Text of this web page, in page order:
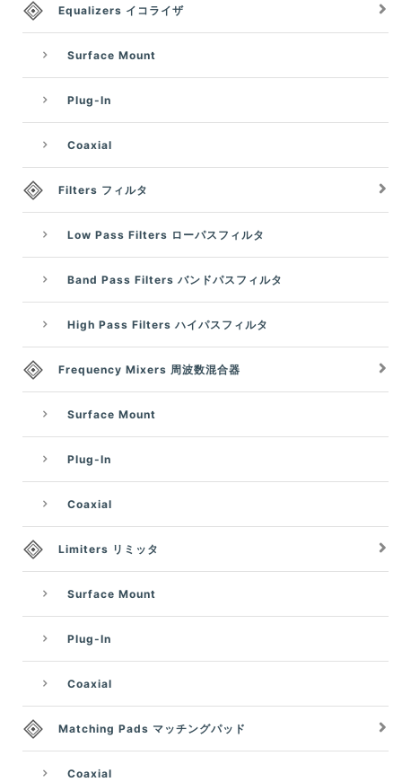
Equalizers イコライザ
Surface Mount
Plug-In
Coaxial
Filters フィルタ
Low Pass Filters ローパスフィルタ
Band Pass Filters バンドパスフィルタ
High Pass Filters ハイパスフィルタ
Frequency Mixers 周波数混合器
Surface Mount
Plug-In
Coaxial
Limiters リミッタ
Surface Mount
Plug-In
Coaxial
Matching Pads マッチングパッド
Coaxial